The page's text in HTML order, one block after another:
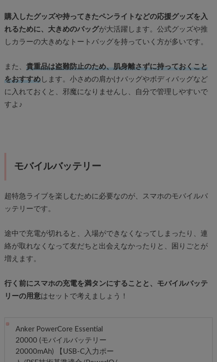
購入したグッズや持ってきたペンライトなどの応援グッズを入
れるために、大きめのバッグが大活躍します。公式グッズや推
しカラーの大きめなトートバッグを持っていく方が多いです。
また、 貴重品は盗難防止のため、肌身離さずに持っておくこと
をおすすめします。小さめの肩かけバッグやボディバッグなど
に入れておくと、邪魔になりませんし、自分で管理しやすいで
すよ♪
モバイルバッテリー
超特急ライブを楽しむために必要なのが、スマホのモバイルバ
ッテリーです。
途中で充電が切れると、入場ができなくなってしまったり、連
絡が取れなくなって友だちと出会えなかったりと、困りごとが
増えます。
行く前にスマホの充電を満タンにすることと、モバイルバッテ
リーの用意はセットで考えましょう！
Anker PowerCore Essential
20000 (モバイルバッテリー
20000mAh) 【USB-C入力ポー